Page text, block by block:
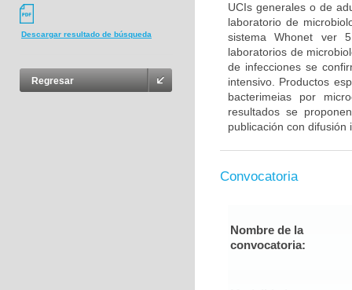
Descargar resultado de búsqueda
Regresar
UCIs generales o de
laboratorio de
sistema Whonet ver
laboratorios de
de infecciones se
intensivo. Productos
bacterimeias por
resultados se
publicación con
Convocatoria
Nombre de la
convocatoria: